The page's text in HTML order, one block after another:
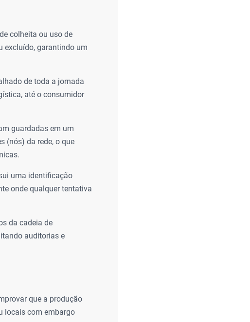
colheita ou uso de
excluído, garantindo um
de toda a jornada
até o consumidor
guardadas em um
(nós) da rede, o que
uma identificação
onde qualquer tentativa
da cadeia de
auditorias e
que a produção
locais com embargo